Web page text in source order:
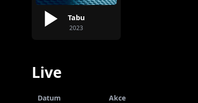
Tabu
2023
Live
Datum
Akce